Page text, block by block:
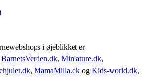
i øjeblikket er
BarnetsVerden.dk, Miniature.dk,
, MamaMilla.dk og Kids-world.dk,